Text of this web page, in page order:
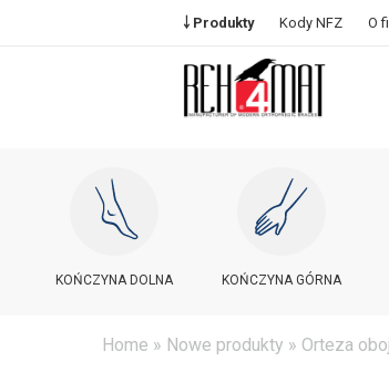
￬ Produkty Kody NFZ O
KOŃCZYNA DOLNA KOŃCZYNA GÓRNA
Home » Nowe produkty » Orteza